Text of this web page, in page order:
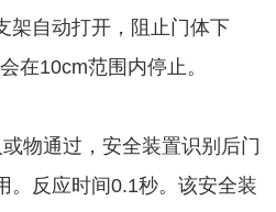
架自动打开，阻止门体下
在10cm范围内停止。
物通过，安全装置识别后门
。反应时间0.1秒。该安全装